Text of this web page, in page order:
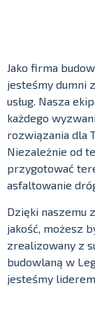
Jako firma
jesteśmy dumni
usług. Nasza
każdego
rozwiązania dla
Niezależnie od
przygotować
asfaltowanie
Dzięki naszemu
jakość, możesz
zrealizowany z
budowlaną w
jesteśmy